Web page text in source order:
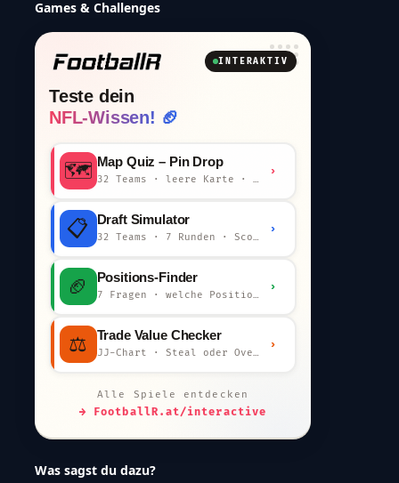
Games & Challenges
INTERAKTIV
Teste dein
NFL-Wissen! 🏈
🗺️ Map Quiz – Pin Drop
32 Teams · leere Karte · km-Wertung
›
📋 Draft Simulator
32 Teams · 7 Runden · Scout-Kommentar
›
🏈 Positions-Finder
7 Fragen · welche Position bist du?
›
⚖️ Trade Value Checker
JJ-Chart · Steal oder Overpay?
›
Alle Spiele entdecken
→ FootballR.at/interactive
Was sagst du dazu?